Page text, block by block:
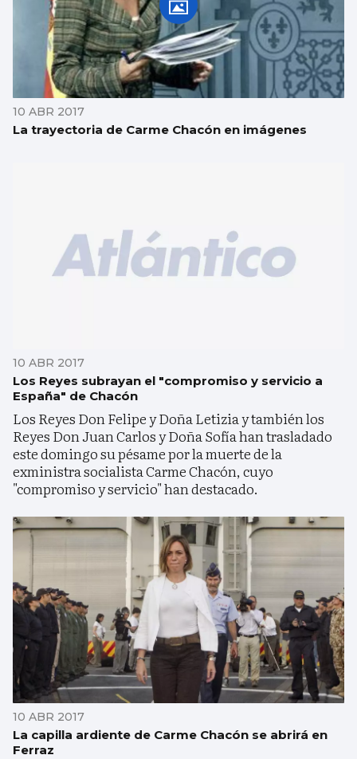
10 ABR 2017
La trayectoria de Carme Chacón en imágenes
10 ABR 2017
Los Reyes subrayan el "compromiso y servicio a
España" de Chacón
Los Reyes Don Felipe y Doña Letizia y también los
Reyes Don Juan Carlos y Doña Sofía han trasladado
este domingo su pésame por la muerte de la
exministra socialista Carme Chacón, cuyo
"compromiso y servicio" han destacado.
10 ABR 2017
La capilla ardiente de Carme Chacón se abrirá en
Ferraz